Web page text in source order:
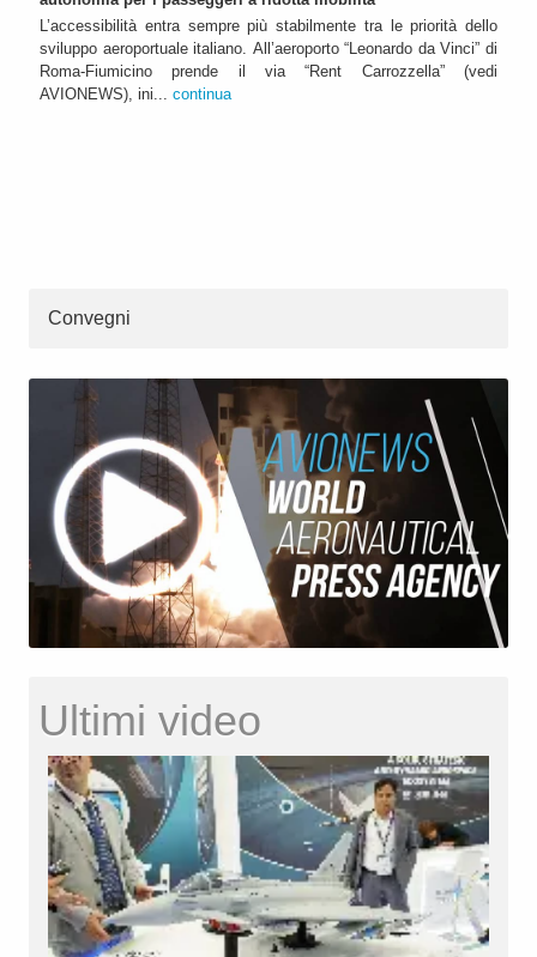
L’accessibilità entra sempre più stabilmente tra le priorità dello
sviluppo aeroportuale italiano. All’aeroporto “Leonardo da Vinci” di
Roma-Fiumicino prende il via “Rent Carrozzella” (vedi
AVIONEWS), ini... continua
Convegni
Ultimi video